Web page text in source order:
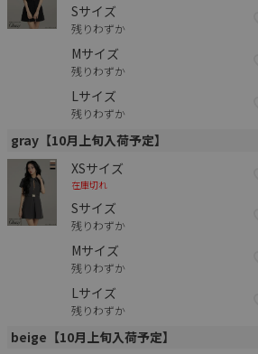
Sサイズ
残りわずか
Mサイズ
残りわずか
Lサイズ
残りわずか
gray【10月上旬入荷予定】
XSサイズ
在庫切れ
Sサイズ
残りわずか
Mサイズ
残りわずか
Lサイズ
残りわずか
beige【10月上旬入荷予定】